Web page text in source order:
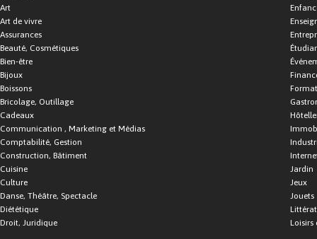
Art
Art de vivre
Assurances
Beauté, Cosmétiques
Bien-être
Bijoux
Boissons
Bricolage, Outillage
Cadeaux
Communication , Marketing et Médias
Comptabilité, Gestion
Construction, Bâtiment
Cuisine
Culture
Danse, Théâtre, Spectacle
Diététique
Droit, Juridique
Jardin
Jeux
Jouets
Loisirs